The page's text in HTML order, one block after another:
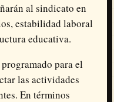
al sindicato en
estabilidad laboral
educativa.
para el
las actividades
En términos